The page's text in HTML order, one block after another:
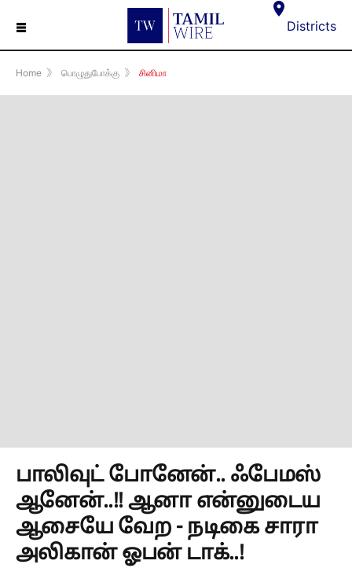
☰ Districts
Home 》 பொழுதுபோக்கு 》 சினிமா
பாலிவுட் போனேன்.. ஃபேமஸ்
ஆனேன்..!! ஆனா என்னுடைய
ஆசையே வேற - நடிகை சாரா
அலிகான் ஓபன் டாக்..!